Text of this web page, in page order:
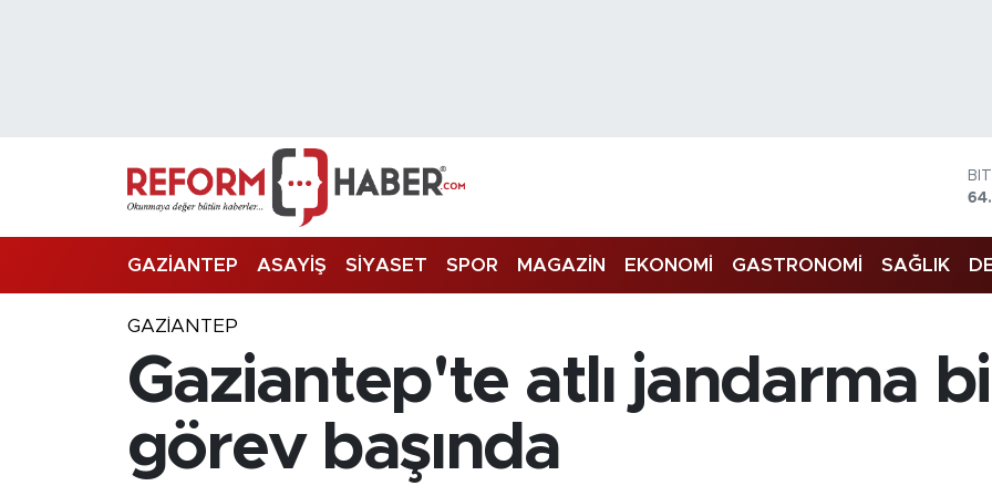
GAZİANTEP ASAYİŞ SİYASET SPOR MAGAZİN EKONOMİ GASTRONOMİ SAĞLIK
GAZIANTEP
Gaziantep'te atlı jandarma
görev başında
Trafik Durumu
Süper Lig Puan Durumu ve Fikstür
Son Dakika Haberleri